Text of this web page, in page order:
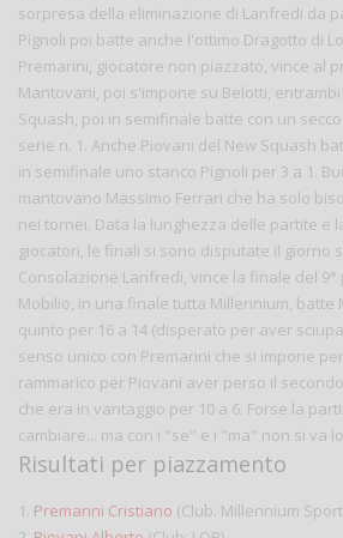
sorpresa della eliminazione di Lanfredi da
Pignoli poi batte anche l'ottimo Dragotto di
Premarini, giocatore non piazzato, vince al
Mantovani, poi s'impone su Belotti,
Squash, poi in semifinale batte con un
serie n. 1. Anche Piovani del New Squash
in semifinale uno stanco Pignoli per 3 a 1.
mantovano Massimo Ferrari che ha solo
nei tornei. Data la lunghezza delle partite e
giocatori, le finali si sono disputate il giorno
Consolazione Lanfredi, vince la finale del 9°
Mobilio, in una finale tutta Millennium, batte
quinto per 16 a 14 (disperato per aver
senso unico con Premarini che si impone
rammarico per Piovani aver perso il
che era in vantaggio per 10 a 6. Forse la
cambiare... ma con i "se" e i "ma" non si va
Risultati per piazzamento
1. Premarini Cristiano (Club: Millennium